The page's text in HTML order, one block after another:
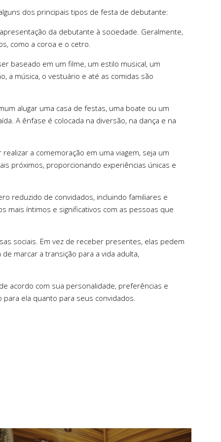
dos principais tipos de festa de debutante:
da debutante à sociedade. Geralmente,
como a coroa e o cetro.
baseado em um filme, um estilo musical, um
a música, o vestuário e até as comidas são
alugar uma casa de festas, uma boate ou um
A ênfase é colocada na diversão, na dança e na
a comemoração em uma viagem, seja um
próximos, proporcionando experiências únicas e
reduzido de convidados, incluindo familiares e
mais íntimos e significativos com as pessoas que
sociais. Em vez de receber presentes, elas pedem
marcar a transição para a vida adulta,
acordo com sua personalidade, preferências e
ela quanto para seus convidados.